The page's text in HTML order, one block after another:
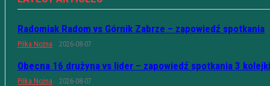
Radomiak Radom vs Górnik Zabrze – zapowiedź spotkania
Piłka Nożna 2026-08-07
Obecna 16 drużyna vs lider – zapowiedź spotkania 3 kolejki
Piłka Nożna 2026-08-07